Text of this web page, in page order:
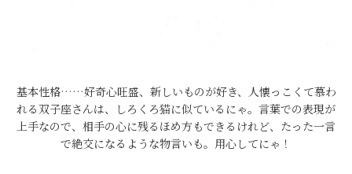
基本性格……好奇心旺盛、新しいものが好き、人懐っこくて慕わ
れる双子座さんは、しろくろ猫に似ているにゃ。言葉での表現が
上手なので、相手の心に残るほめ方もできるけれど、たった一言
で絶交になるような物言いも。用心してにゃ！